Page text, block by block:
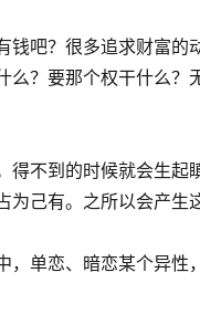
钱吧？很多追求财富
么？要那个权干什么
得不到的时候就会生
为己有。之所以会产
，单恋、暗恋某个异